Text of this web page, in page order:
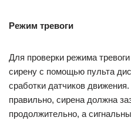
Режим тревоги
Для проверки режима
сирену с помощью пульта
сработки датчиков
правильно, сирена должна
продолжительно, а